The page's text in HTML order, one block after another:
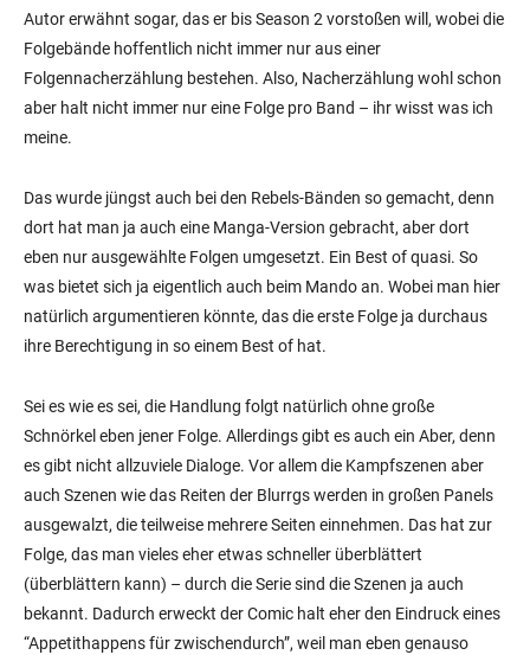
Autor erwähnt sogar, das er bis Season 2 vorstoßen will, wobei die
Folgebände hoffentlich nicht immer nur aus einer
Folgennacherzählung bestehen. Also, Nacherzählung wohl schon
aber halt nicht immer nur eine Folge pro Band – ihr wisst was ich
meine.
Das wurde jüngst auch bei den Rebels-Bänden so gemacht, denn
dort hat man ja auch eine Manga-Version gebracht, aber dort
eben nur ausgewählte Folgen umgesetzt. Ein Best of quasi. So
was bietet sich ja eigentlich auch beim Mando an. Wobei man hier
natürlich argumentieren könnte, das die erste Folge ja durchaus
ihre Berechtigung in so einem Best of hat.
Sei es wie es sei, die Handlung folgt natürlich ohne große
Schnörkel eben jener Folge. Allerdings gibt es auch ein Aber, denn
es gibt nicht allzuviele Dialoge. Vor allem die Kampfszenen aber
auch Szenen wie das Reiten der Blurrgs werden in großen Panels
ausgewalzt, die teilweise mehrere Seiten einnehmen. Das hat zur
Folge, das man vieles eher etwas schneller überblättert
(überblättern kann) – durch die Serie sind die Szenen ja auch
bekannt. Dadurch erweckt der Comic halt eher den Eindruck eines
“Appetithappens für zwischendurch”, weil man eben genauso